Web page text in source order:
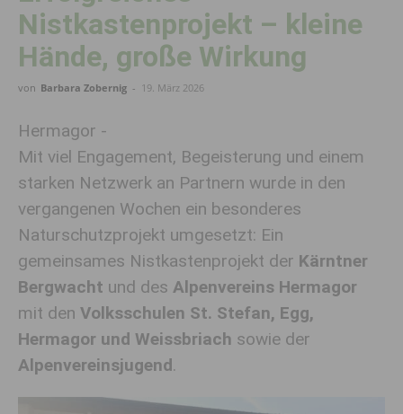
Nistkastenprojekt – kleine
Hände, große Wirkung
von Barbara Zobernig - 19. März 2026
Hermagor -
Mit viel Engagement, Begeisterung und einem
starken Netzwerk an Partnern wurde in den
vergangenen Wochen ein besonderes
Naturschutzprojekt umgesetzt: Ein
gemeinsames Nistkastenprojekt der Kärntner
Bergwacht und des Alpenvereins Hermagor
mit den Volksschulen St. Stefan, Egg,
Hermagor und Weissbriach sowie der
Alpenvereinsjugend.